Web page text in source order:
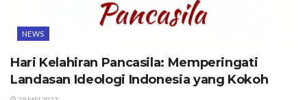
NEWS
Hari Kelahiran Pancasila: Memperingati
Landasan Ideologi Indonesia yang Kokoh